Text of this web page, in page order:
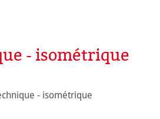
- isométrique